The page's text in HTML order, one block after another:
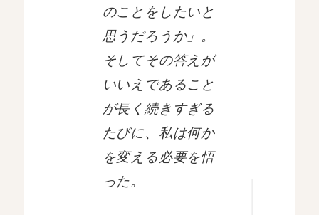
のことをしたいと
思うだろうか」。
そしてその答えが
いいえであること
が長く続きすぎる
たびに、私は何か
を変える必要を悟
った。